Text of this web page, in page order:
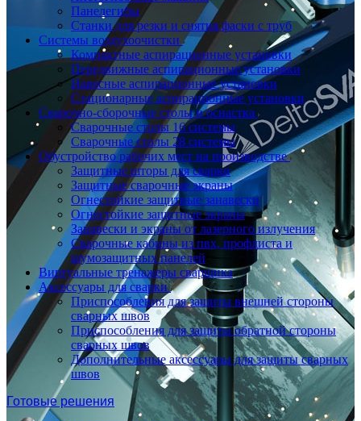
Панелегибы
Станки для резки и снятия фаски с труб
Системы воздухоочистки
Компактные аспирационные установки
Передвижные аспирационные установки
Навесные аспирационные установки
Стационарные аспирационные установки
Сварочно-сборочные столы и оснастка
Сварочные столы 16 системы
Сварочные столы 28 системы
Обустройство рабочих мест на производстве
Защитные шторы для сварки
Защитные сварочные экраны
Огнестойкие защитные занавески
Огнестойкие защитные экраны
Занавески и экраны от лазерного излучения
Сварочные кабины из пвх, профлиста и
шумозащитных панелей
Виртуальные тренажеры сварщика
Аксессуары для сварки
Приспособления для защиты внешней стороны
сварных швов
Приспособления для защиты обратной стороны
сварных швов
Дополнительные аксессуары для защиты сварных
швов
Готовые решения